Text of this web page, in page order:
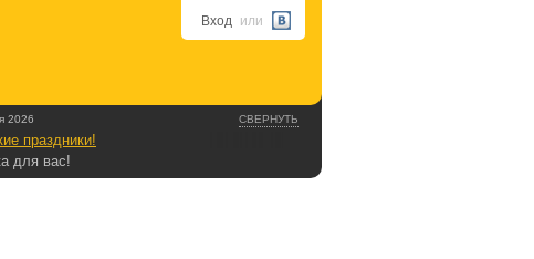
Вход или
СВЕРНУТЬ
2026
праздники!
для вас!